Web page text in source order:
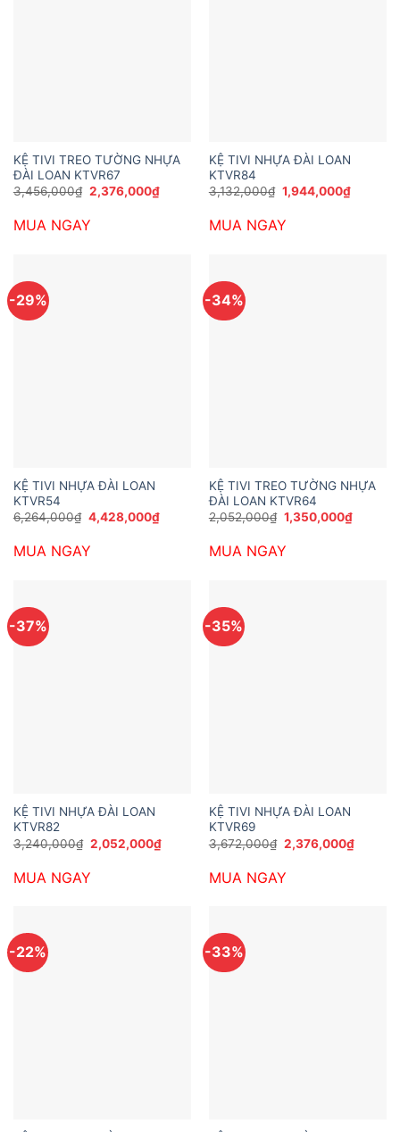
KỆ TIVI TREO TƯỜNG NHỰA
ĐÀI LOAN KTVR67
3,456,000₫ Giá
gốc
3,456,000₫.
2,376,000₫Giá
hiện
MUA NGAY
KỆ TIVI NHỰA ĐÀI LOAN
KTVR84
3,132,000₫ Giá
gốc
3,132,000₫.
1,944,000₫Giá
hiện
MUA NGAY
-29%
KỆ TIVI NHỰA ĐÀI LOAN
KTVR54
6,264,000₫ Giá
gốc
6,264,000₫.
4,428,000₫Giá
hiện
MUA NGAY
-34%
KỆ TIVI TREO TƯỜNG NHỰA
ĐÀI LOAN KTVR64
2,052,000₫ Giá
gốc
2,052,000₫.
1,350,000₫Giá
hiện
MUA NGAY
-37%
KỆ TIVI NHỰA ĐÀI LOAN
KTVR82
3,240,000₫ Giá
gốc
3,240,000₫.
2,052,000₫Giá
hiện
2,052,000₫.
MUA NGAY
-35%
KỆ TIVI NHỰA ĐÀI LOAN
KTVR69
3,672,000₫ Giá
gốc
3,672,000₫.
2,376,000₫Giá
hiện
MUA NGAY
-22% -33%